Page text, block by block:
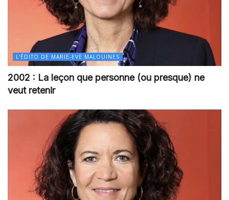
L'ÉDITO DE MARIE-EVE MALOUINES
2002 : La leçon que personne (ou presque) ne
veut retenir